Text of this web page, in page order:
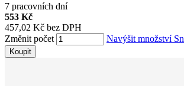
7 pracovních dní
553 Kč
457,02 Kč bez DPH
Změnit počet
Navýšit množství
Koupit